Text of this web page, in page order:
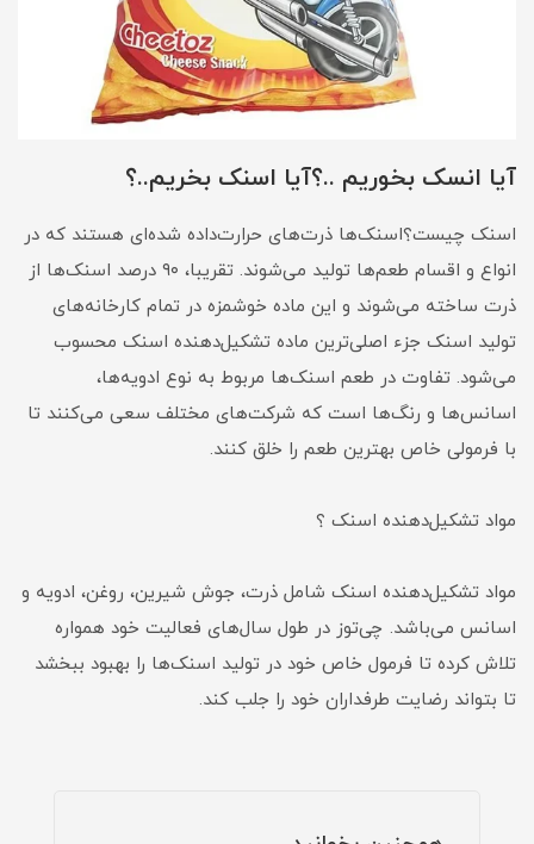
آیا انسک بخوریم ..؟آیا اسنک بخریم..؟
اسنک چیست؟اسنک‌ها ذرت‌های حرارت‌داده شده‌ای هستند که در
انواع و اقسام طعم‌ها تولید می‌شوند. تقریبا، ۹۰ درصد اسنک‌ها از
ذرت ساخته می‌شوند و این ماده خوشمزه در تمام کارخانه‌های
تولید اسنک جزء اصلی‌ترین ماده تشکیل‌دهنده اسنک محسوب
می‌شود. تفاوت در طعم اسنک‌ها مربوط به نوع ادویه‌ها،
اسانس‌ها و رنگ‌ها است که شرکت‌های مختلف سعی می‌کنند تا
با فرمولی خاص بهترین طعم را خلق کنند.
مواد تشکیل‌دهنده اسنک ؟
مواد تشکیل‌دهنده اسنک شامل ذرت، جوش‌ شیرین، روغن، ادویه و
اسانس می‌باشد. چی‌توز در طول سال‌های فعالیت خود همواره
تلاش کرده تا فرمول خاص خود در تولید اسنک‌ها را بهبود ببخشد
تا بتواند رضایت طرفداران خود را جلب کند.